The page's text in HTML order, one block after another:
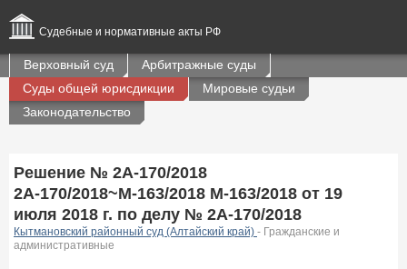
Судебные и нормативные акты РФ
Верховный суд
Арбитражные суды
Суды общей юрисдикции
Мировые судьи
Законодательство
Решение № 2А-170/2018
2А-170/2018~М-163/2018 М-163/2018 от 19
июля 2018 г. по делу № 2А-170/2018
Кытмановский районный суд (Алтайский край) - Гражданские и
административные